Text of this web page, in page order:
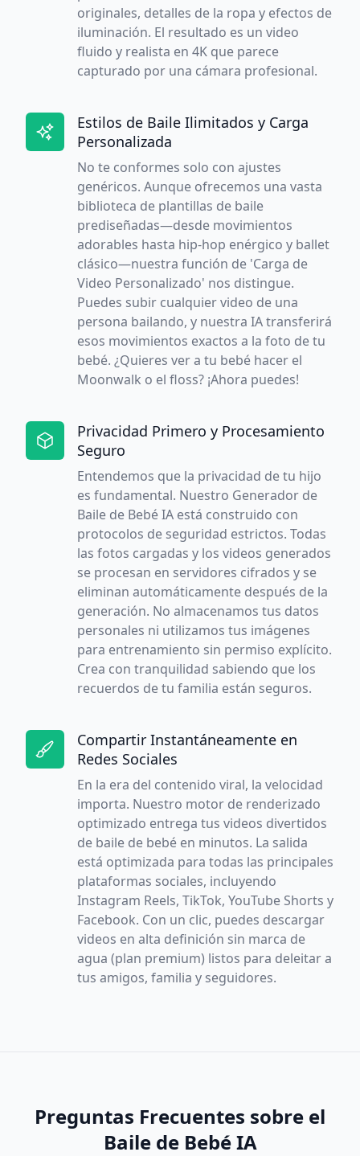
originales, detalles de la ropa y efectos de
iluminación. El resultado es un video
fluido y realista en 4K que parece
capturado por una cámara profesional.
Estilos de Baile Ilimitados y Carga
Personalizada
No te conformes solo con ajustes
genéricos. Aunque ofrecemos una vasta
biblioteca de plantillas de baile
prediseñadas—desde movimientos
adorables hasta hip-hop enérgico y ballet
clásico—nuestra función de 'Carga de
Video Personalizado' nos distingue.
Puedes subir cualquier video de una
persona bailando, y nuestra IA transferirá
esos movimientos exactos a la foto de tu
bebé. ¿Quieres ver a tu bebé hacer el
Moonwalk o el floss? ¡Ahora puedes!
Privacidad Primero y Procesamiento
Seguro
Entendemos que la privacidad de tu hijo
es fundamental. Nuestro Generador de
Baile de Bebé IA está construido con
protocolos de seguridad estrictos. Todas
las fotos cargadas y los videos generados
se procesan en servidores cifrados y se
eliminan automáticamente después de la
generación. No almacenamos tus datos
personales ni utilizamos tus imágenes
para entrenamiento sin permiso explícito.
Crea con tranquilidad sabiendo que los
recuerdos de tu familia están seguros.
Compartir Instantáneamente en
Redes Sociales
En la era del contenido viral, la velocidad
importa. Nuestro motor de renderizado
optimizado entrega tus videos divertidos
de baile de bebé en minutos. La salida
está optimizada para todas las principales
plataformas sociales, incluyendo
Instagram Reels, TikTok, YouTube Shorts y
Facebook. Con un clic, puedes descargar
videos en alta definición sin marca de
agua (plan premium) listos para deleitar a
tus amigos, familia y seguidores.
Preguntas Frecuentes sobre el
Baile de Bebé IA